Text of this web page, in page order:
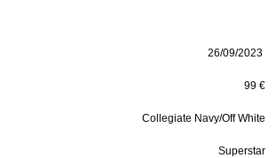
26/09/2023
99 €
Collegiate Navy/Off White
Superstar